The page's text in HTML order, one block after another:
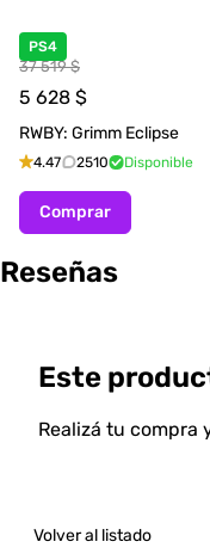
PS4
37 519 $
5 628 $
RWBY: Grimm Eclipse
4.47 2510 Disponible
Comprar
Reseñas
Este
Realizá tu compra
Volver al listado